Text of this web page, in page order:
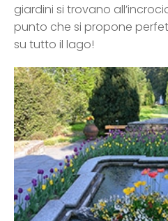
giardini si trovano
punto che si propone
su tutto il lago!